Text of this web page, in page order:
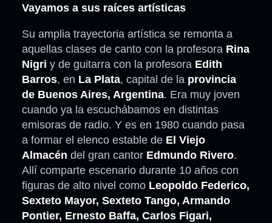
Vayamos a sus raíces artísticas
Su amplia trayectoria artística se remonta a
aquellas clases de canto con la profesora Rina
Nigri y de guitarra con la profesora Edith
Barros, en La Plata, capital de la provincia
de Buenos Aires, Argentina. Era muy joven
cuando ya la escuchábamos en distintas
emisoras de radio. Y es en 1980 cuando pasa
a formar el elenco estable de El Viejo
Almacén del gran cantor Edmundo Rivero.
Allí comparte escenario durante 10 años con
figuras de alto nivel como Leopoldo Federico,
Sexteto Mayor, Sexteto Tango, Armando
Pontier, Ernesto Baffa, Carlos Figari,